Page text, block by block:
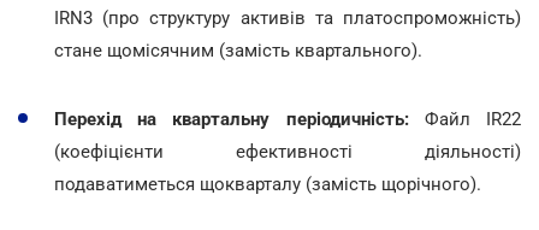
IRN3 (про структуру активів та платоспроможність)
стане щомісячним (замість квартального).
Перехід на квартальну періодичність:Файл IR22
(коефіцієнти ефективності діяльності)
подаватиметься щокварталу (замість щорічного).